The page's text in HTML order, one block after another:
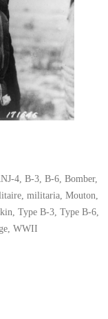
4, B-3, B-6, Bomber,
, militaria, Mouton,
, Type B-3, Type B-6,
, WWII